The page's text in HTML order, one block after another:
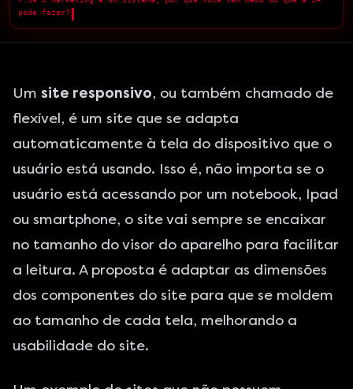
> Medo da IA
Um site responsivo, ou também chamado de
flexível, é um site que se adapta
automaticamente à tela do dispositivo que o
usuário está usando. Isso é, não importa se o
usuário está acessando por um notebook, Ipad
ou smartphone, o site vai sempre se encaixar
no tamanho do visor do aparelho para facilitar
a leitura. A proposta é adaptar as dimensões
dos componentes do site para que se moldem
ao tamanho de cada tela, melhorando a
usabilidade do site.